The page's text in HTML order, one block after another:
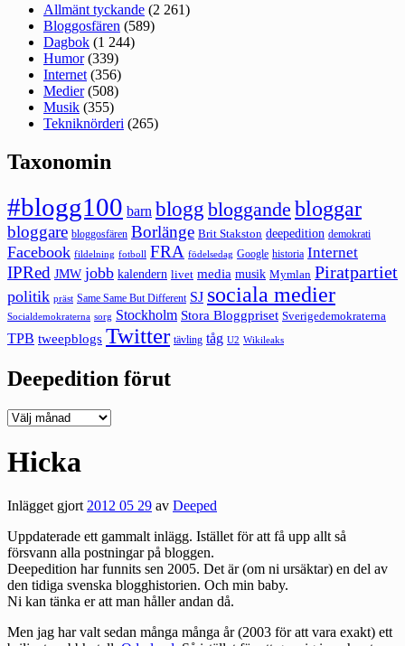
Allmänt tyckande (2 261)
Bloggosfären (589)
Dagbok (1 244)
Humor(339)
Internet (356)
Medier(508)
Musik (355)
Tekniknörderi (265)
Taxonomin
#blogg100 barn blogg bloggande bloggar
bloggare bloggosfären Borlänge Brit Stakston deepedition demokrati
Facebook fildelning fotboll FRA födelsedag Google historia Internet
IPRed JMW jobb kalendern livet media musik Mymlan Piratpartiet
politik präst Same Same But Different SJ sociala medier
Socialdemokraterna sorg Stockholm Stora Bloggpriset Sverigedemokraterna
TPB tweepblogs Twitter tävling tåg U2 Wikileaks
Deepedition förut
Deepedition
Hicka
Inlägget gjort2012 05 29 av Deeped
Uppdaterade ett gammalt inlägg. Istället för att få upp allt så
försvann alla postningar på bloggen.
Deepedition har funnits sen 2005. Det är (om ni ursäktar) en del av
den tidiga svenska blogghistorien. Och min baby.
Ni kan tänka er att man håller andan då.
Men jag har valt sedan många många år (2003 för att vara exakt) ett